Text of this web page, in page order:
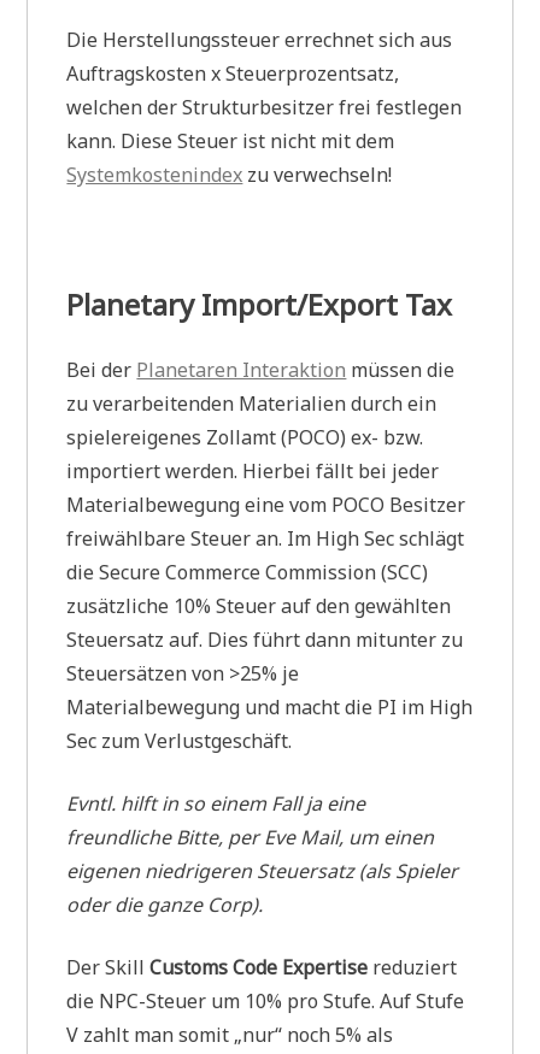
Die Herstellungssteuer errechnet sich aus
Auftragskosten x Steuerprozentsatz,
welchen der Strukturbesitzer frei festlegen
kann. Diese Steuer ist nicht mit dem
Systemkostenindex zu verwechseln!
Planetary Import/Export Tax
Bei der Planetaren Interaktion müssen die
zu verarbeitenden Materialien durch ein
spielereigenes Zollamt (POCO) ex- bzw.
importiert werden. Hierbei fällt bei jeder
Materialbewegung eine vom POCO Besitzer
freiwählbare Steuer an. Im High Sec schlägt
die Secure Commerce Commission (SCC)
zusätzliche 10% Steuer auf den gewählten
Steuersatz auf. Dies führt dann mitunter zu
Steuersätzen von >25% je
Materialbewegung und macht die PI im High
Sec zum Verlustgeschäft.
Evntl. hilft in so einem Fall ja eine
freundliche Bitte, per Eve Mail, um einen
eigenen niedrigeren Steuersatz (als Spieler
oder die ganze Corp).
Der SkillCustoms Code Expertise reduziert
die NPC-Steuer um 10% pro Stufe. Auf Stufe
V zahlt man somit „nur“ noch 5% als